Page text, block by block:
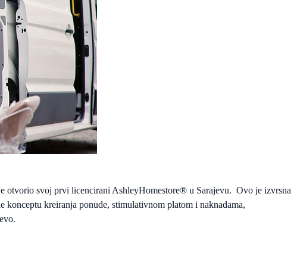
otvorio svoj prvi licencirani AshleyHomestore® u Sarajevu. Ovo je izvrsna
konceptu kreiranja ponude, stimulativnom platom i naknadama,